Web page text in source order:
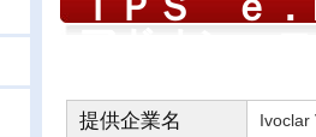
提供企業名 Ivoclar